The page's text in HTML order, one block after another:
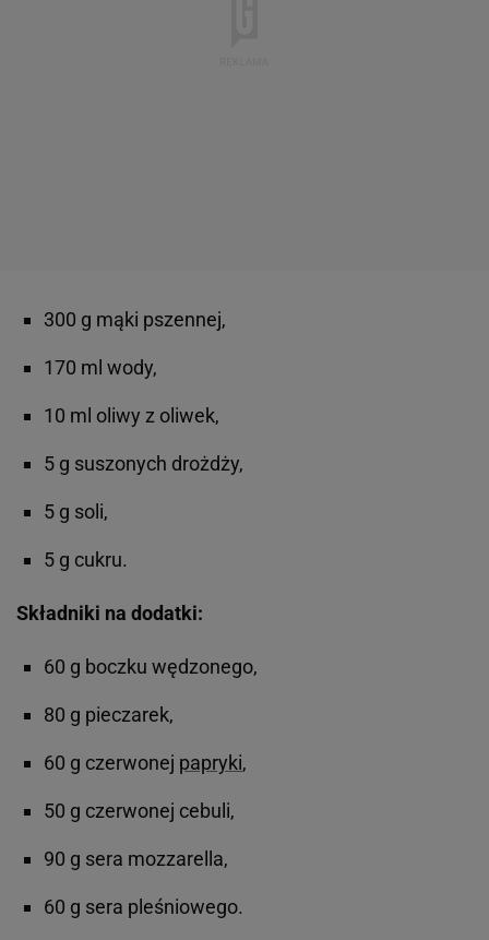
300 g mąki pszennej,
170 ml wody,
10 ml oliwy z oliwek,
5 g suszonych drożdży,
5 g soli,
5 g cukru.
Składniki na dodatki:
60 g boczku wędzonego,
80 g pieczarek,
60 g czerwonej papryki,
50 g czerwonej cebuli,
90 g sera mozzarella,
60 g sera pleśniowego.